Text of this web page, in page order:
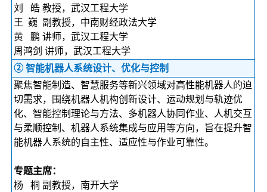
刘 皓 教授，武汉工程大学
王 巍 副教授，中南财经政法大学
黄 鹏 讲师，武汉工程大学
周鸿剑 讲师，武汉工程大学
② 智能机器人系统设计、优化与控制
聚焦智能制造、智慧服务等新兴领域对高性能机器人的迫
切需求，围绕机器人机构创新设计、运动规划与轨迹优
化、智能控制理论与方法、多机器人协同作业、人机交互
与柔顺控制、机器人系统集成与应用等方向，旨在提升智
能机器人系统的自主性、适应性与作业可靠性。
专题主席：
杨 桐 副教授，南开大学